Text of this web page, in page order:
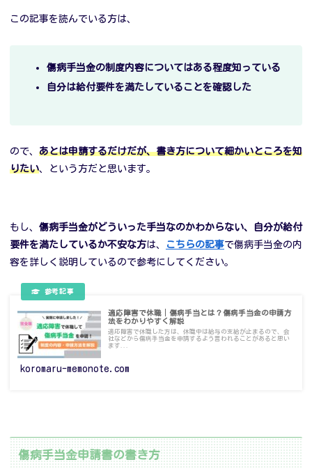
この記事を読んでいる方は、
傷病手当金の制度内容についてはある程度知っている
自分は給付要件を満たしていることを確認した
ので、 あとは申請するだけだが、書き方について細かいところを知
りたい、という方だと思います。
もし、 傷病手当金がどういった手当なのかわからない、自分が給付
要件を満たしているか不安な方は、 こちらの記事で傷病手当金の内
容を詳しく説明しているので参考にしてください。
適応障害で休職│傷病手当とは？傷病手当金の申請方
法をわかりやすく解説
適応障害で休職した方は、休職中は給与の支給が止まるので、会
社などから傷病手当金を申請するよう言われることがあると思い
ます...
koromaru-memonote.com
傷病手当金申請書の書き方